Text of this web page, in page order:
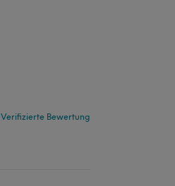
Verifizierte Bewertung